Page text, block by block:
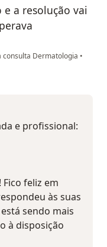
a resolução vai
consulta Dermatologia •
e profissional:
feliz em
às suas
sendo mais
à disposição